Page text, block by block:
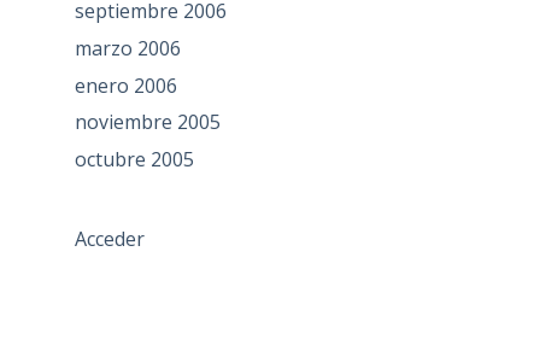
septiembre 2006
marzo 2006
enero 2006
noviembre 2005
octubre 2005
Acceder